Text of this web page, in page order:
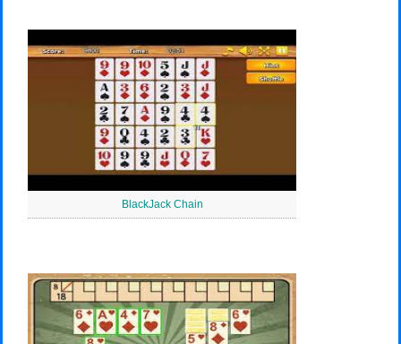
BlackJack Chain